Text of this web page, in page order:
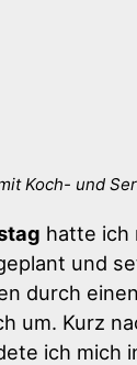
Koch- und
hatte ich
und
durch
um. Kurz
ich mich